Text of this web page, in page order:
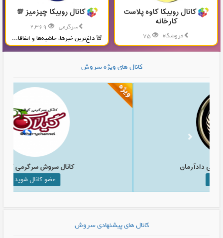
کانال روبیکا کاوه پلاست
کارخانه
فروشگاه
75
تولید و پخش محصولات پلاستیکی...
کانال روبیکا چیزمیز 💯
سرگرمی
🚨 داغ‌ترین خبرها، حاشیه‌ها و اتفاقا...
کانال های ویژه سروش
سروش موسسه حقوقی دادآرمان
کانال های پیشنهادی سروش